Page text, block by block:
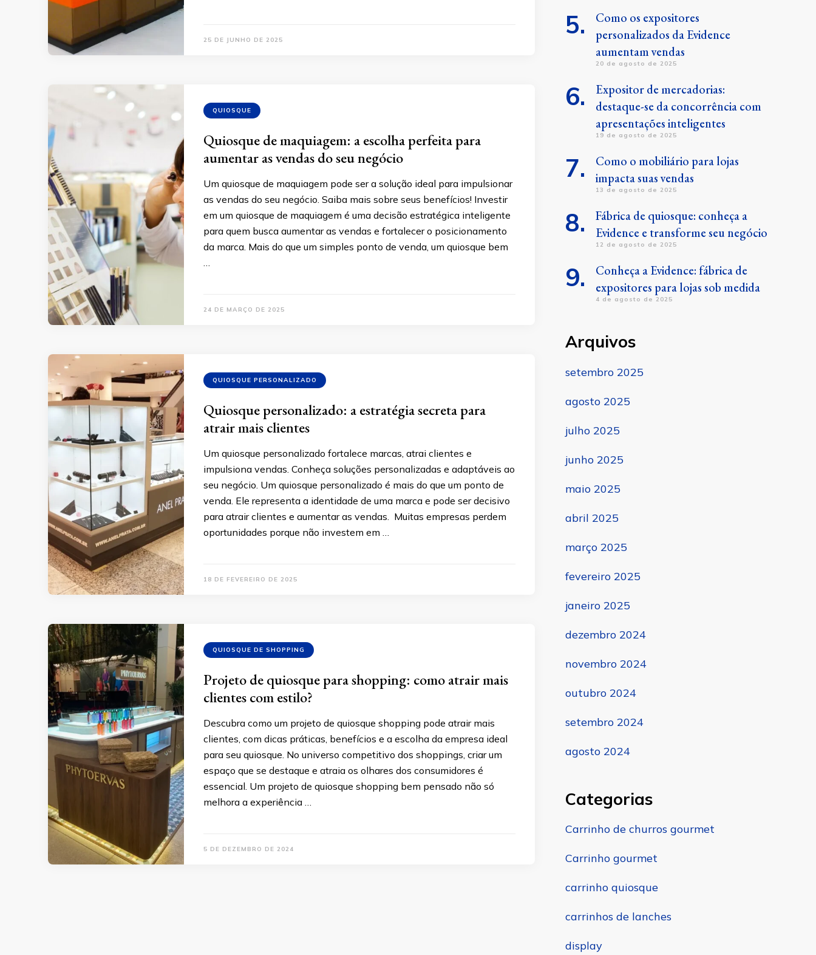
25 DE JUNHO DE 2025
QUIOSQUE
Quiosque de maquiagem: a escolha perfeita para
aumentar as vendas do seu negócio
Um quiosque de maquiagem pode ser a solução ideal para impulsionar
as vendas do seu negócio. Saiba mais sobre seus benefícios! Investir
em um quiosque de maquiagem é uma decisão estratégica inteligente
para quem busca aumentar as vendas e fortalecer o posicionamento
da marca. Mais do que um simples ponto de venda, um quiosque bem
…
24 DE MARÇO DE 2025
QUIOSQUE PERSONALIZADO
Quiosque personalizado: a estratégia secreta para
atrair mais clientes
Um quiosque personalizado fortalece marcas, atrai clientes e
impulsiona vendas. Conheça soluções personalizadas e adaptáveis ao
seu negócio. Um quiosque personalizado é mais do que um ponto de
venda. Ele representa a identidade de uma marca e pode ser decisivo
para atrair clientes e aumentar as vendas. Muitas empresas perdem
oportunidades porque não investem em …
18 DE FEVEREIRO DE 2025
QUIOSQUE DE SHOPPING
Projeto de quiosque para shopping: como atrair mais
clientes com estilo?
Descubra como um projeto de quiosque shopping pode atrair mais
clientes, com dicas práticas, benefícios e a escolha da empresa ideal
para seu quiosque. No universo competitivo dos shoppings, criar um
espaço que se destaque e atraia os olhares dos consumidores é
essencial. Um projeto de quiosque shopping bem pensado não só
melhora a experiência …
5 DE DEZEMBRO DE 2024
Como os expositores
personalizados da Evidence
aumentam vendas
20 de agosto de 2025
Expositor de mercadorias:
destaque-se da concorrência com
apresentações inteligentes
19 de agosto de 2025
Como o mobiliário para lojas
impacta suas vendas
13 de agosto de 2025
Fábrica de quiosque: conheça a
Evidence e transforme seu negócio
12 de agosto de 2025
Conheça a Evidence: fábrica de
expositores para lojas sob medida
4 de agosto de 2025
Arquivos
setembro 2025
agosto 2025
julho 2025
junho 2025
maio 2025
abril 2025
março 2025
fevereiro 2025
janeiro 2025
dezembro 2024
novembro 2024
outubro 2024
setembro 2024
agosto 2024
Categorias
Carrinho de churros gourmet
Carrinho gourmet
carrinho quiosque
carrinhos de lanches
display